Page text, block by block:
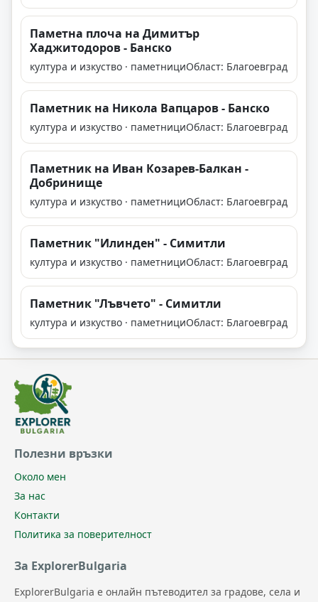
Паметна плоча на Димитър
Хаджитодоров - Банско
култура и изкуство · паметнициОбласт: Благоевград
Паметник на Никола Вапцаров - Банско
култура и изкуство · паметнициОбласт: Благоевград
Паметник на Иван Козарев-Балкан -
Добринище
култура и изкуство · паметнициОбласт: Благоевград
Паметник "Илинден" - Симитли
култура и изкуство · паметнициОбласт: Благоевград
Паметник "Лъвчето" - Симитли
култура и изкуство · паметнициОбласт: Благоевград
Полезни връзки
Около мен
За нас
Контакти
Политика за поверителност
За ExplorerBulgaria
ExplorerBulgaria е онлайн пътеводител за градове, села и